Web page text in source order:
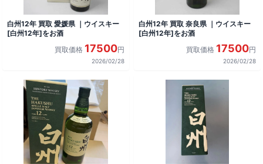
白州12年 買取 愛媛県 ｜ウイスキー
[白州12年]をお酒
買取価格 17500円
2026/02/28
白州12年 買取 奈良県 ｜ウイスキー
[白州12年]をお酒
買取価格 17500円
2026/02/28